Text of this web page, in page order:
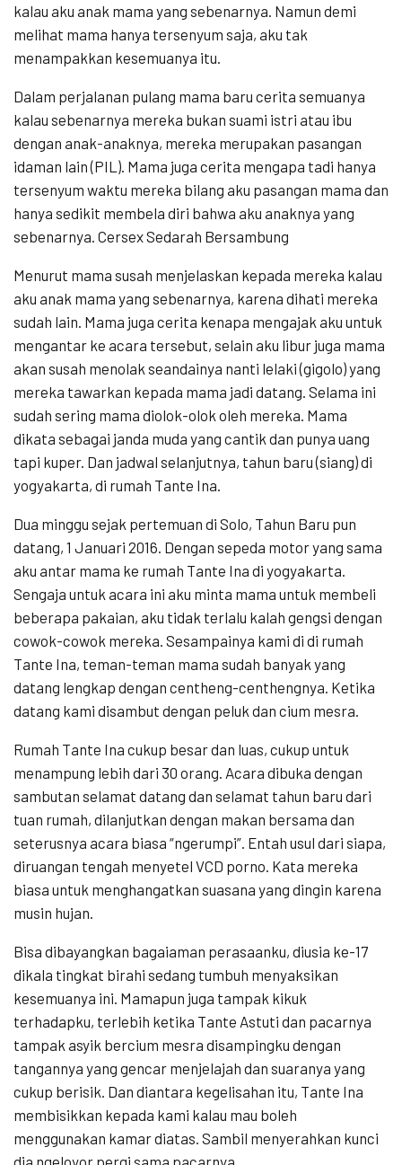
kalau aku anak mama yang sebenarnya. Namun demi
melihat mama hanya tersenyum saja, aku tak
menampakkan kesemuanya itu.
Dalam perjalanan pulang mama baru cerita semuanya
kalau sebenarnya mereka bukan suami istri atau ibu
dengan anak-anaknya, mereka merupakan pasangan
idaman lain (PIL). Mama juga cerita mengapa tadi hanya
tersenyum waktu mereka bilang aku pasangan mama dan
hanya sedikit membela diri bahwa aku anaknya yang
sebenarnya. Cersex Sedarah Bersambung
Menurut mama susah menjelaskan kepada mereka kalau
aku anak mama yang sebenarnya, karena dihati mereka
sudah lain. Mama juga cerita kenapa mengajak aku untuk
mengantar ke acara tersebut, selain aku libur juga mama
akan susah menolak seandainya nanti lelaki (gigolo) yang
mereka tawarkan kepada mama jadi datang. Selama ini
sudah sering mama diolok-olok oleh mereka. Mama
dikata sebagai janda muda yang cantik dan punya uang
tapi kuper. Dan jadwal selanjutnya, tahun baru (siang) di
yogyakarta, di rumah Tante Ina.
Dua minggu sejak pertemuan di Solo, Tahun Baru pun
datang, 1 Januari 2016. Dengan sepeda motor yang sama
aku antar mama ke rumah Tante Ina di yogyakarta.
Sengaja untuk acara ini aku minta mama untuk membeli
beberapa pakaian, aku tidak terlalu kalah gengsi dengan
cowok-cowok mereka. Sesampainya kami di di rumah
Tante Ina, teman-teman mama sudah banyak yang
datang lengkap dengan centheng-centhengnya. Ketika
datang kami disambut dengan peluk dan cium mesra.
Rumah Tante Ina cukup besar dan luas, cukup untuk
menampung lebih dari 30 orang. Acara dibuka dengan
sambutan selamat datang dan selamat tahun baru dari
tuan rumah, dilanjutkan dengan makan bersama dan
seterusnya acara biasa “ngerumpi”. Entah usul dari siapa,
diruangan tengah menyetel VCD porno. Kata mereka
biasa untuk menghangatkan suasana yang dingin karena
musin hujan.
Bisa dibayangkan bagaiaman perasaanku, diusia ke-17
dikala tingkat birahi sedang tumbuh menyaksikan
kesemuanya ini. Mamapun juga tampak kikuk
terhadapku, terlebih ketika Tante Astuti dan pacarnya
tampak asyik bercium mesra disampingku dengan
tangannya yang gencar menjelajah dan suaranya yang
cukup berisik. Dan diantara kegelisahan itu, Tante Ina
membisikkan kepada kami kalau mau boleh
menggunakan kamar diatas. Sambil menyerahkan kunci
dia ngeloyor pergi sama pacarnya.